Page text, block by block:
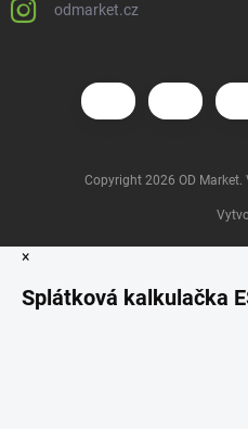
odmarket.cz
Copyright 2026 OD Market.
×
Splátková kalkulačka